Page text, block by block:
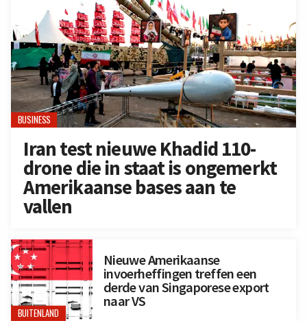
BUSINESS
Iran test nieuwe Khadid 110-
drone die in staat is ongemerkt
Amerikaanse bases aan te
vallen
BUITENLAND
Nieuwe Amerikaanse
invoerheffingen treffen een
derde van Singaporese export
naar VS